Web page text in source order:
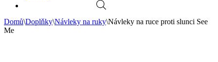
Domů\Doplňky\Návleky na ruky\Návleky na ruce proti slunci See
Me